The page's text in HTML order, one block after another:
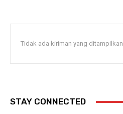
Tidak ada kiriman yang ditampilkan
STAY CONNECTED